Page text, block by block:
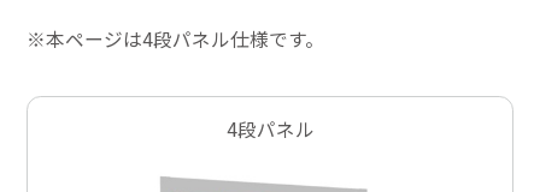
※本ページは4段パネル仕様です。
4段パネル